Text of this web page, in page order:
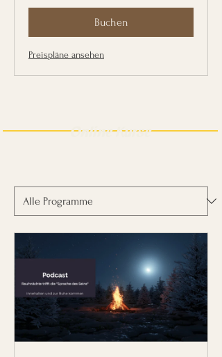
Buchen
Preispläne ansehen
Online Kurse